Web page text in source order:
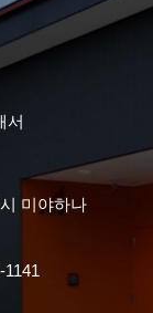
서
미야하나
1141